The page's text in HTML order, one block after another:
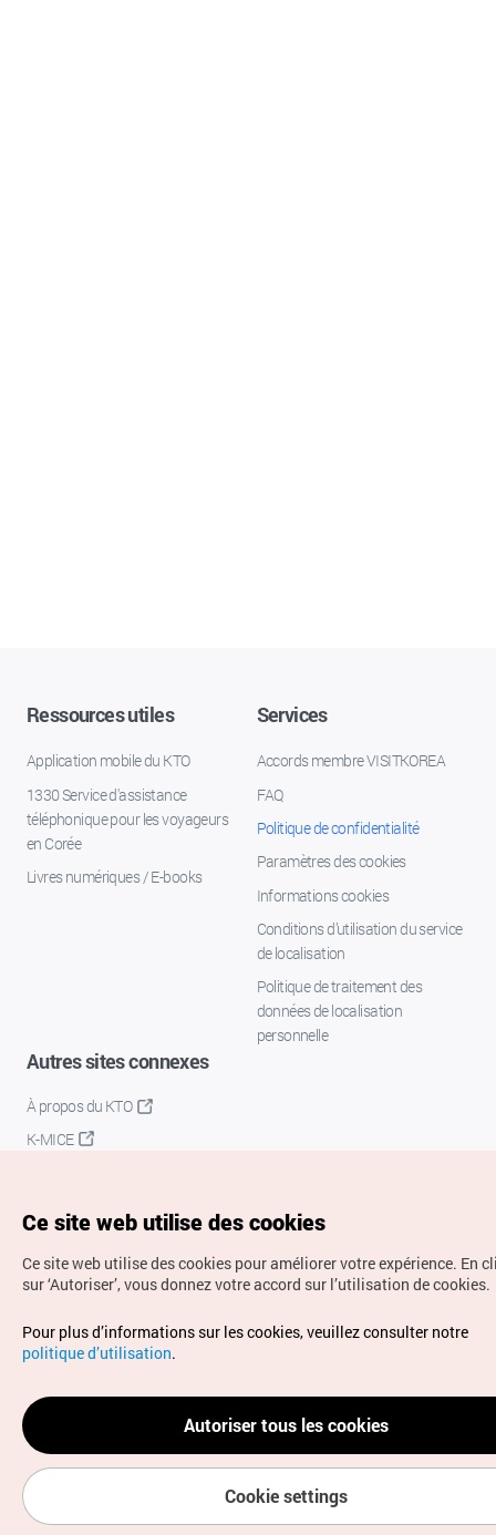
Ressources utiles
Application mobile du KTO
1330 Service d'assistance
téléphonique pour les voyageurs
en Corée
Livres numériques / E-books
Services
Accords membre VISITKOREA
FAQ
Politique de confidentialité
Paramètres des cookies
Informations cookies
Conditions d’utilisation du service
de localisation
Politique de traitement des
données de localisation
personnelle
Autres sites connexes
À propos du KTO
K-MICE
Droits d’auteur (c) Office National du Tourisme en Corée.
Tous droits réservés.
Pour les rapports d'erreurs et demandes de renseignements,
adressez vos demandes à
info.ontc@gmail.com
Ce site web utilise des cookies
Ce site web utilise des cookies pour améliorer votre expérience. En
sur ‘Autoriser’, vous donnez votre accord sur l’utilisation de cookies.
Pour plus d’informations sur les cookies, veuillez consulter notre
politique d’utilisation.
Autoriser tous les cookies
Cookie settings